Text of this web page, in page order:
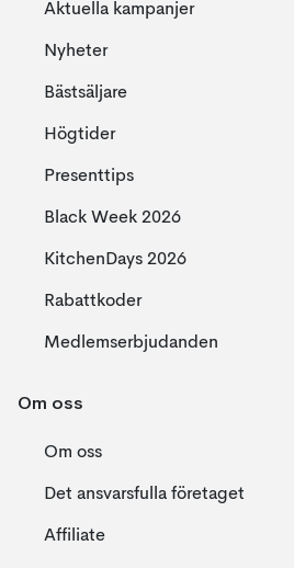
Aktuella kampanjer
Nyheter
Bästsäljare
Högtider
Presenttips
Black Week 2026
KitchenDays 2026
Rabattkoder
Medlemserbjudanden
Om oss
Om oss
Det ansvarsfulla företaget
Affiliate